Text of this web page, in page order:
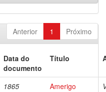
Anterior 1 Próximo
Data do
documento
Título
1865
Amerigo